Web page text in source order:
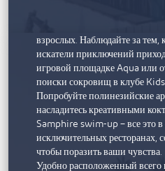
взрослых. Наблюдайте за
искатели приключений
игровой площадке Aqua или
поиски сокровищ в клубе
Попробуйте полинезийские
насладитесь креативными
Samphire swim-up – все это
исключительных ресторанах,
чтобы поразить ваши чувства.
Удобно расположенный всего